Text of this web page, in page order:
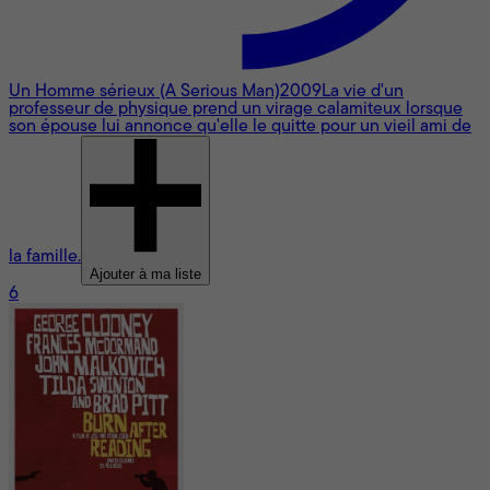
Un Homme sérieux (A Serious Man)2009La vie d'un
professeur de physique prend un virage calamiteux lorsque
son épouse lui annonce qu'elle le quitte pour un vieil ami de
la famille.
Ajouter à ma liste
6